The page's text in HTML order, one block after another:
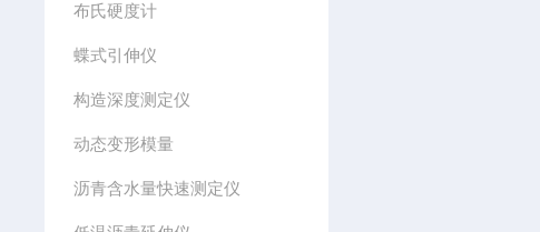
布氏硬度计
蝶式引伸仪
构造深度测定仪
动态变形模量
沥青含水量快速测定仪